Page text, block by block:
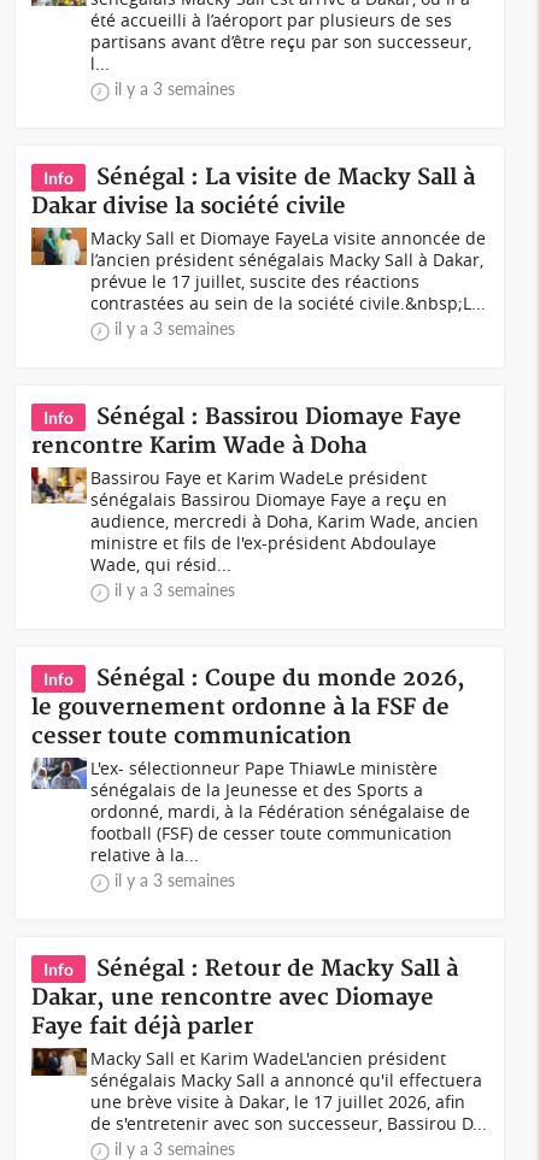
été accueilli à l’aéroport par plusieurs de ses
partisans avant d’être reçu par son successeur,
l...
il y a 3 semaines
Info
Sénégal : La visite de Macky Sall à
Dakar divise la société civile
Macky Sall et Diomaye FayeLa visite annoncée de
l’ancien président sénégalais Macky Sall à Dakar,
prévue le 17 juillet, suscite des réactions
contrastées au sein de la société civile.&nbsp;L...
il y a 3 semaines
Info
Sénégal : Bassirou Diomaye Faye
rencontre Karim Wade à Doha
Bassirou Faye et Karim WadeLe président
sénégalais Bassirou Diomaye Faye a reçu en
audience, mercredi à Doha, Karim Wade, ancien
ministre et fils de l'ex-président Abdoulaye
Wade, qui résid...
il y a 3 semaines
Info
Sénégal : Coupe du monde 2026,
le gouvernement ordonne à la FSF de
cesser toute communication
L'ex- sélectionneur Pape ThiawLe ministère
sénégalais de la Jeunesse et des Sports a
ordonné, mardi, à la Fédération sénégalaise de
football (FSF) de cesser toute communication
relative à la...
il y a 3 semaines
Info
Sénégal : Retour de Macky Sall à
Dakar, une rencontre avec Diomaye
Faye fait déjà parler
Macky Sall et Karim WadeL'ancien président
sénégalais Macky Sall a annoncé qu'il effectuera
une brève visite à Dakar, le 17 juillet 2026, afin
de s'entretenir avec son successeur, Bassirou D...
il y a 3 semaines